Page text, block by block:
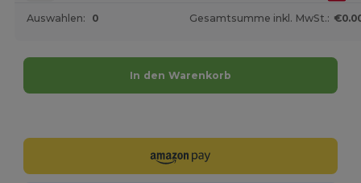
Auswahlen: 0 Gesamtsumme inkl. MwSt.:
In den Warenkorb